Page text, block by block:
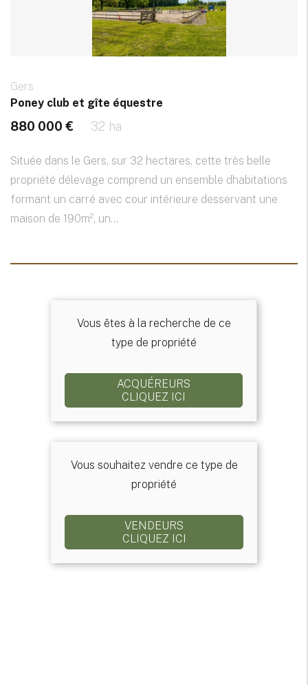
Gers
Poney club et gîte équestre
880 000 € 32 ha
Située dans le Gers, sur 32 hectares, cette très belle
propriété délevage comprend un ensemble dhabitations
formant un carré avec cour intérieure desservant une
maison de 190m², un...
Vous êtes à la recherche de ce
type de propriété
ACQUÉREURS
CLIQUEZ ICI
Vous souhaitez vendre ce type de
propriété
VENDEURS
CLIQUEZ ICI